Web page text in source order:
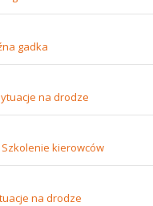
gadka
na drodze
Szkolenie kierowców
na drodze